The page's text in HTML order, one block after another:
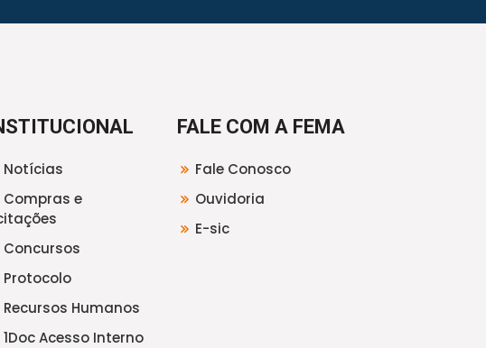
Notícias
Compras e
Concursos
Protocolo
Recursos Humanos
1Doc Acesso Interno
FALE COM A FEMA
Fale Conosco
Ouvidoria
E-sic